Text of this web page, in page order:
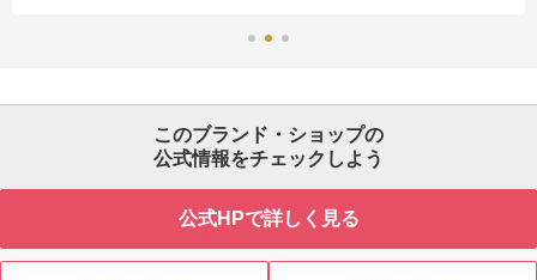
このブランド・ショップの
公式情報をチェックしよう
公式HPで詳しく見る